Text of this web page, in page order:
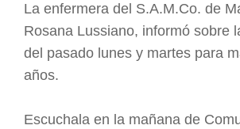
La enfermera del S.A.M.Co. de
Rosana Lussiano, informó sobre
del pasado lunes y martes para
años.
Escuchala en la mañana de